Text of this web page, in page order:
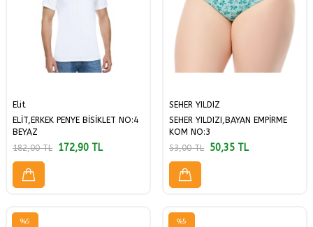
Elit
ELİT,ERKEK PENYE BİSİKLET NO:4
BEYAZ
182,00TL 172,90 TL
SEHER YILDIZ
SEHER YILDIZI,BAYAN EMPİRME
KOM NO:3
53,00TL 50,35 TL
%5 %5